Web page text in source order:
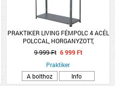
PRAKTIKER LIVING FÉMPOLC 4 ACÉL
POLCCAL, HORGANYZOTT,
150X75X30CM
9 999 Ft 6 999 Ft
Praktiker
A bolthoz
Info